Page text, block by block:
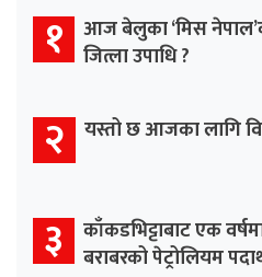
१
आज बेलुका ‘मिस
जित्ला उपाधि ?
२ यस्तो छ आजका लागि
३
काँकडभिट्टाबाट एक
बराबरको पेट्रोलियम